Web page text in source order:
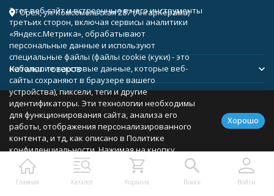
Главная Каталог Корзина Поиск Войти
Орёл, ул. Комсомольская 287 (АнгарКерама)
Каталог товаров
Помощь
Политика персональных данных Карта сайта
Этот веб-сайт и встроенные в него инструменты
третьих сторон, включая сервисы аналитики
«Яндекс.Метрика», обрабатывают
персональные данные и используют
специальные файлы (файлы cookie (куки) - это
небольшие текстовые данные, которые веб-
сайты сохраняют в браузере вашего
устройства), пиксели, теги и другие
идентификаторы. Эти технологии необходимы
для функционирования сайта, анализа его
работы, отображения персонализированного
контента, и тд, как описано в Политике
конфиденциальности. Нажимая на кнопку
«Соглашаюсь», вы соглашаетесь с
использованием указанных технологий и
подтверждаете свое согласие на обработку
Хорошо